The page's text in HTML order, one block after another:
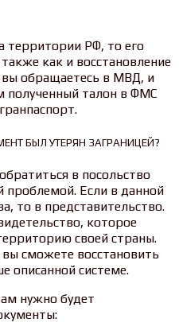
территории РФ, то его
как и восстановление
вы обращаетесь в МВД, и
полученный талон в ФМС
БЫЛ УТЕРЯН ЗАГРАНИЦЕЙ?
в посольство
проблемой. Если в данной
то в представительство.
которое
своей страны.
сможете восстановить
описанной системе.
нужно будет